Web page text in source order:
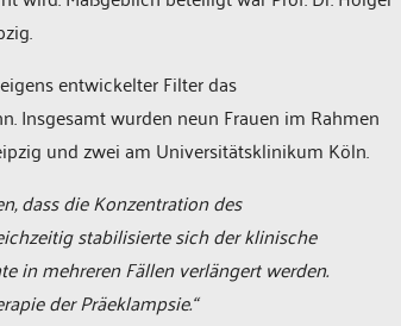
entwickelter Filter das
Insgesamt wurden neun Frauen im Rahmen
und zwei am Universitätsklinikum Köln.
dass die Konzentration des
stabilisierte sich der klinische
in mehreren Fällen verlängert werden.
der Präeklampsie.“